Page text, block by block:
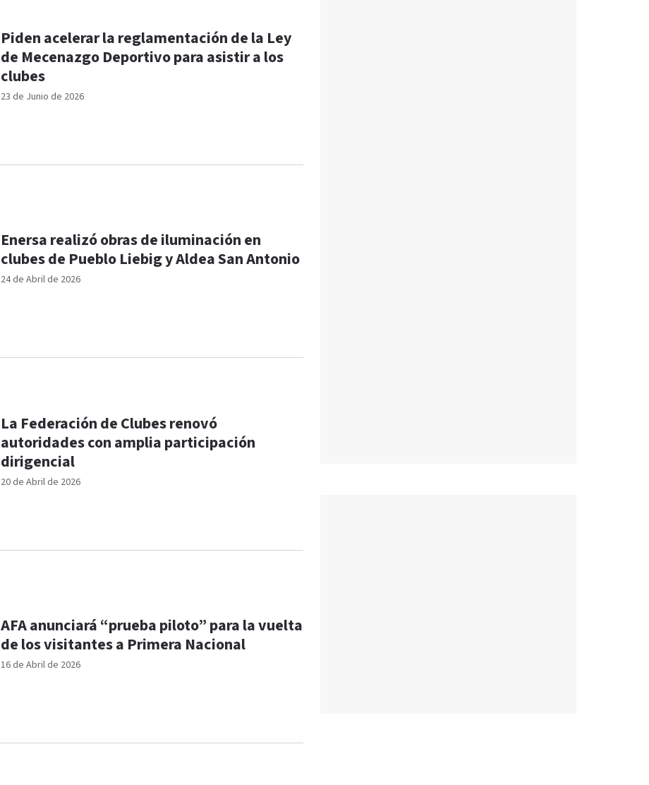
23 de Junio de 2026
Piden acelerar la reglamentación de la Ley
de Mecenazgo Deportivo para asistir a los
clubes
24 de Abril de 2026
Enersa realizó obras de iluminación en
clubes de Pueblo Liebig y Aldea San Antonio
20 de Abril de 2026
La Federación de Clubes renovó
autoridades con amplia participación
dirigencial
16 de Abril de 2026
AFA anunciará “prueba piloto” para la vuelta
de los visitantes a Primera Nacional